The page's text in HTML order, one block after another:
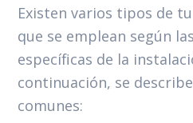
Existen varios tipos de
que se emplean según
específicas de la
continuación, se
comunes: